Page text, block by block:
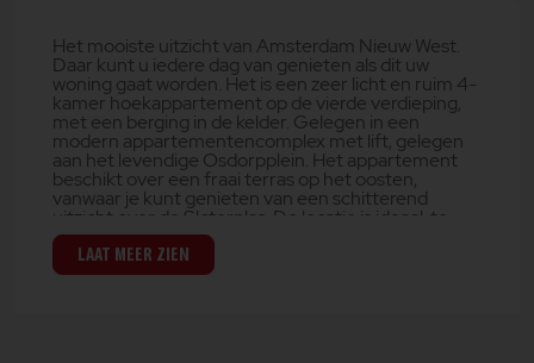
Het mooiste uitzicht van Amsterdam Nieuw West.
Daar kunt u iedere dag van genieten als dit uw
woning gaat worden. Het is een zeer licht en ruim 4-
kamer hoekappartement op de vierde verdieping,
met een berging in de kelder. Gelegen in een
modern appartementencomplex met lift, gelegen
aan het levendige Osdorpplein. Het appartement
beschikt over een fraai terras op het oosten,
vanwaar je kunt genieten van een schitterend
uitzicht over de Sloterplas. De locatie is ideaal, te
midden van diverse winkels, openbaar vervoer en
horecagelegenheden. Dit maakt voor u de perfecte
plek om te wonen.
LAAT MEER ZIEN